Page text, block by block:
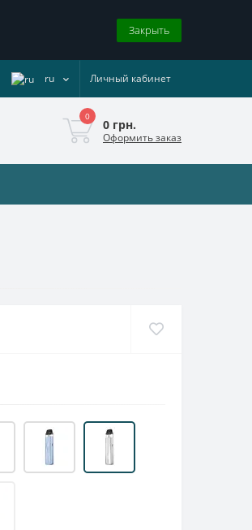
Закрыть
ru Личный кабинет
0
0 грн.
Оформить заказ